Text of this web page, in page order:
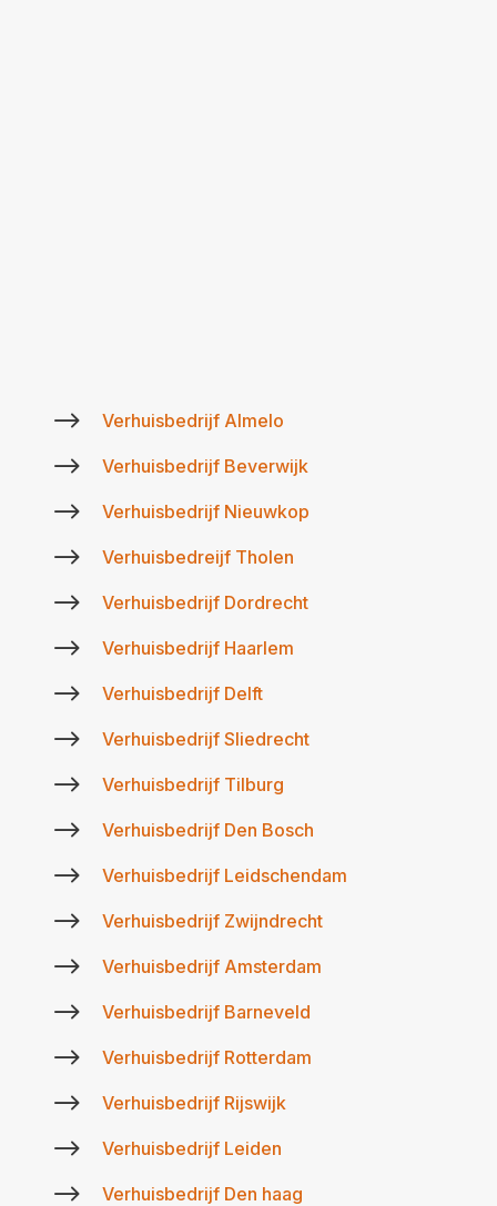
$ Verhuisbedrijf Almelo
$ Verhuisbedrijf Beverwijk
$ Verhuisbedrijf Nieuwkop
$ Verhuisbedreijf Tholen
$ Verhuisbedrijf Dordrecht
$ Verhuisbedrijf Haarlem
$ Verhuisbedrijf Delft
$ Verhuisbedrijf Sliedrecht
$ Verhuisbedrijf Tilburg
$ Verhuisbedrijf Den Bosch
$ Verhuisbedrijf Leidschendam
$ Verhuisbedrijf Zwijndrecht
$ Verhuisbedrijf Amsterdam
$ Verhuisbedrijf Barneveld
$ Verhuisbedrijf Rotterdam
$ Verhuisbedrijf Rijswijk
$ Verhuisbedrijf Leiden
$ Verhuisbedrijf Den haag